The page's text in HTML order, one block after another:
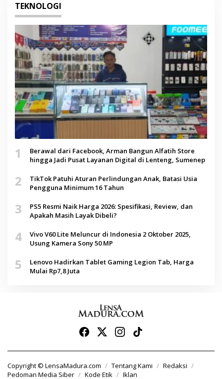
TEKNOLOGI
1
Berawal dari Facebook, Arman Bangun Alfatih Store
hingga Jadi Pusat Layanan Digital di Lenteng, Sumenep
2
TikTok Patuhi Aturan Perlindungan Anak, Batasi Usia
Pengguna Minimum 16 Tahun
3
PS5 Resmi Naik Harga 2026: Spesifikasi, Review, dan
Apakah Masih Layak Dibeli?
4
Vivo V60 Lite Meluncur di Indonesia 2 Oktober 2025,
Usung Kamera Sony 50 MP
5
Lenovo Hadirkan Tablet Gaming Legion Tab, Harga
Mulai Rp7,8 Juta
Copyright © LensaMadura.com Tentang Kami
Redaksi
Pedoman Media Siber
Kode Etik Iklan